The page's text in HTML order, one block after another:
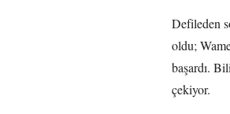
Defileden
oldu;
başardı.
çekiyor.